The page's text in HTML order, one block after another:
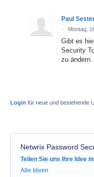
Paul
· Montag,
Gibt es
Security
zu ändern.
Login für neue und bestehende
Netwrix Password
Kategorien
Teilen Sie uns Ihre Idee
Alle Ideen